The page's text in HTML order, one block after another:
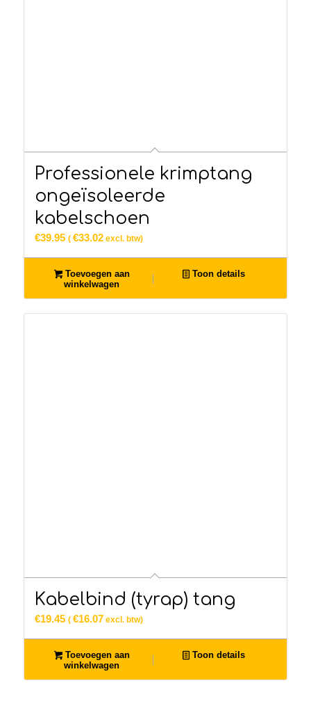
Professionele krimptang
ongeïsoleerde
kabelschoen
€39.95 ( €33.02excl. btw)
Toevoegen aan
winkelwagen
Toon details
Kabelbind (tyrap) tang
€19.45 ( €16.07excl. btw)
Toevoegen aan
winkelwagen
Toon details